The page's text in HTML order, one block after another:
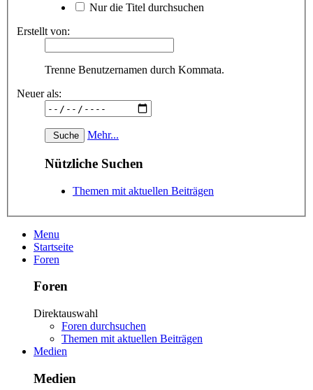
Nur die Titel durchsuchen
Erstellt von:
Trenne Benutzernamen durch Kommata.
Neuer als:
Mehr...
Nützliche Suchen
Themen mit aktuellen Beiträgen
Menu
Startseite
Foren
Foren
Direktauswahl
Foren durchsuchen
Themen mit aktuellen Beiträgen
Medien
Medien